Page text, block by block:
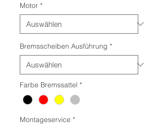
Motor *
Bremsscheiben Ausführung *
Farbe Bremssattel *
Montageservice *